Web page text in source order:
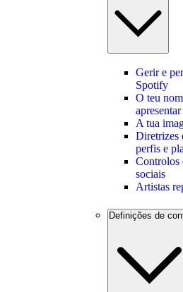
Gerir e
Spotify
O teu
A tua
Diretrizes
perfis e
Controlos
sociais
Artistas
Definições de